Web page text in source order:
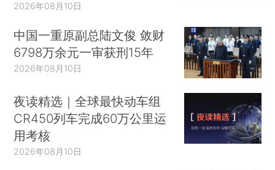
2026年08月10日
中国一重原副总陆文俊 敛财
6798万余元一审获刑15年
2026年08月10日
夜读精选｜全球最快动车组
CR450列车完成60万公里运
用考核
2026年08月10日